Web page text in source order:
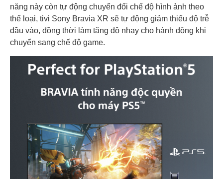
năng này còn tự động chuyển đổi chế độ hình ảnh theo
thể loại, tivi Sony Bravia XR sẽ tự động giảm thiểu độ trễ
đầu vào, đồng thời làm tăng độ nhạy cho hành động khi
chuyển sang chế độ game.